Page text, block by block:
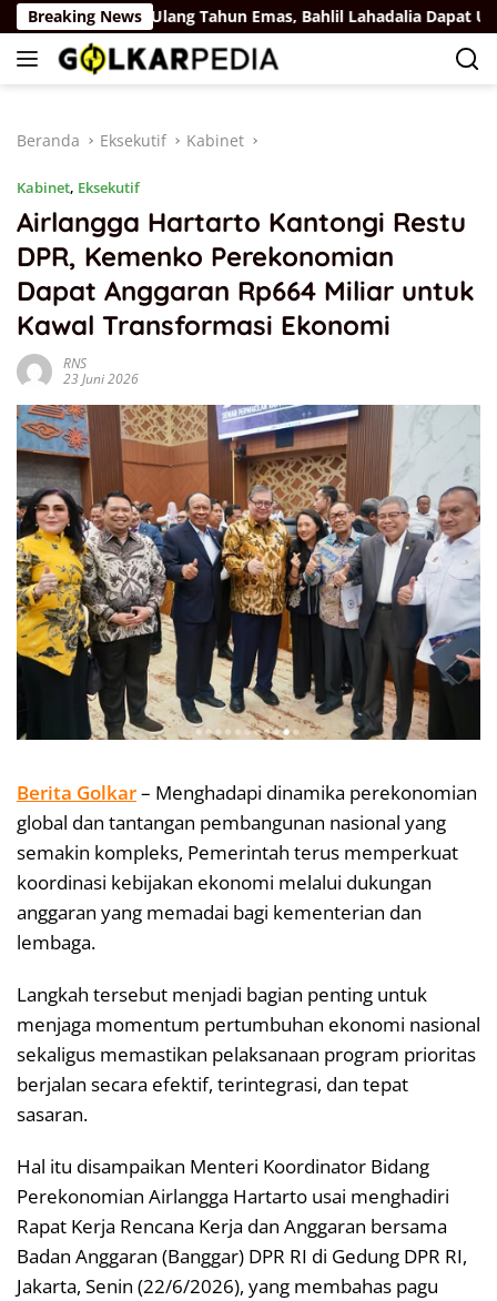
Langsung
ke
konten
Breaking NewsUlang Tahun Emas, Bahlil Lahadalia Dapat Ucapan
Beranda Eksekutif Kabinet
Kabinet, Eksekutif
Airlangga Hartarto Kantongi Restu
DPR, Kemenko Perekonomian
Dapat Anggaran Rp664 Miliar untuk
Kawal Transformasi Ekonomi
RNS
23 Juni 2026
Berita Golkar– Menghadapi dinamika perekonomian
global dan tantangan pembangunan nasional yang
semakin kompleks, Pemerintah terus memperkuat
koordinasi kebijakan ekonomi melalui dukungan
anggaran yang memadai bagi kementerian dan
lembaga.
Langkah tersebut menjadi bagian penting untuk
menjaga momentum pertumbuhan ekonomi nasional
sekaligus memastikan pelaksanaan program prioritas
berjalan secara efektif, terintegrasi, dan tepat
sasaran.
Hal itu disampaikan Menteri Koordinator Bidang
Perekonomian Airlangga Hartarto usai menghadiri
Rapat Kerja Rencana Kerja dan Anggaran bersama
Badan Anggaran (Banggar) DPR RI di Gedung DPR RI,
Jakarta, Senin (22/6/2026), yang membahas pagu